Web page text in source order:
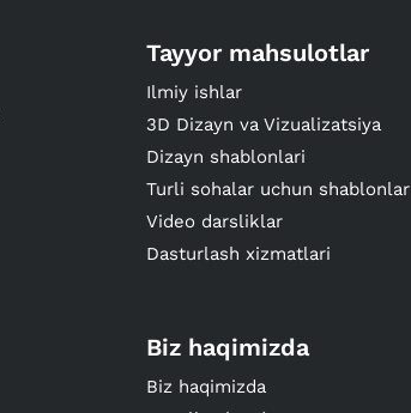
Tayyor mahsulotlar
Ilmiy ishlar
3D Dizayn va Vizualizatsiya
Dizayn shablonlari
Turli sohalar uchun shablonlar
Video darsliklar
Dasturlash xizmatlari
Biz haqimizda
Biz haqimizda